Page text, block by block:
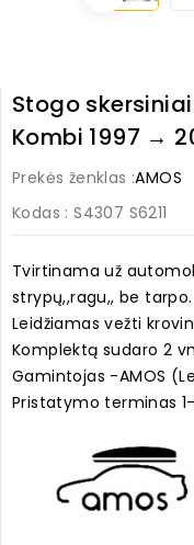
Stogo skersiniai
Kombi 1997 →
Prekės ženklas :AMOS
Kodas : S4307 S6211
Tvirtinama už
strypų,,ragu,, be tarpo.
Leidžiamas vežti
Komplektą sudaro 2
Gamintojas -AMOS
Pristatymo terminas